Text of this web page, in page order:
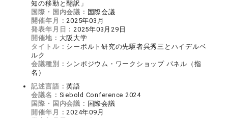
知の移動と翻訳」
国際・国内会議： 国際会議
開催年月：2025年03月
発表年月日：2025年03月29日
開催地： 大阪大学
タイトル： シーボルト研究の先駆者呉秀三とハイデルベ
ルク
会議種別： シンポジウム・ワークショップ パネル（指
名）
記述言語：英語
会議名： Siebold Conference 2024
国際・国内会議： 国際会議
開催年月：2024年09月